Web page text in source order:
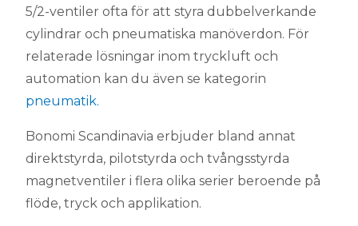
5/2-ventiler ofta för att styra dubbelverkande
cylindrar och pneumatiska manöverdon. För
relaterade lösningar inom tryckluft och
automation kan du även se kategorin
pneumatik.
Bonomi Scandinavia erbjuder bland annat
direktstyrda, pilotstyrda och tvångsstyrda
magnetventiler i flera olika serier beroende på
flöde, tryck och applikation.